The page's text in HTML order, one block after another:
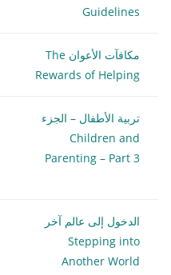
Guidelines
مكافآت الأعوان The
Rewards of Helping
تربية الأطفال – الجزء
Children and
Parenting – Part 3
الدخول إلى عالم آخر
Stepping into
Another World